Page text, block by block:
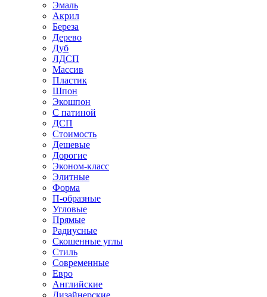
Эмаль
Акрил
Береза
Дерево
Дуб
ЛДСП
Массив
Пластик
Шпон
Экошпон
С патиной
ДСП
Стоимость
Дешевые
Дорогие
Эконом-класс
Элитные
Форма
П-образные
Угловые
Прямые
Радиусные
Скошенные углы
Стиль
Современные
Евро
Английские
Дизайнерские